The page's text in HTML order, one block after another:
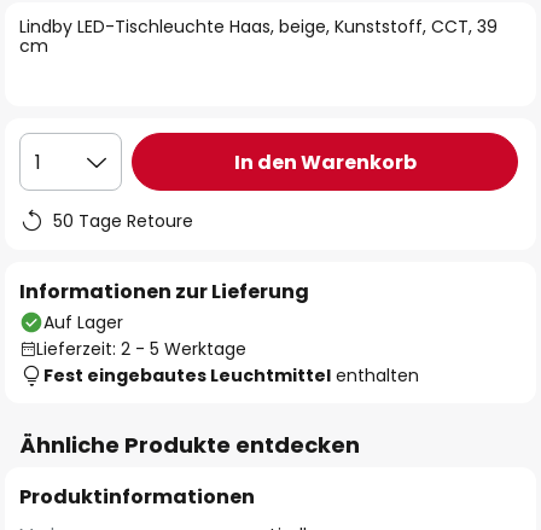
Lindby LED-Tischleuchte Haas, beige, Kunststoff, CCT, 39
cm
1 In den Warenkorb
50 Tage Retoure
Informationen zur Lieferung
Auf Lager
Lieferzeit: 2 - 5 Werktage
Fest eingebautes Leuchtmittel enthalten
Ähnliche Produkte entdecken
Produktinformationen